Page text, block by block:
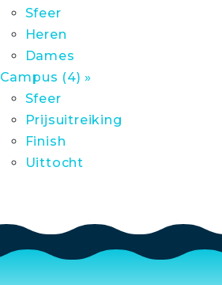
Sfeer
Heren
Dames
Campus (4) »
Sfeer
Prijsuitreiking
Finish
Uittocht